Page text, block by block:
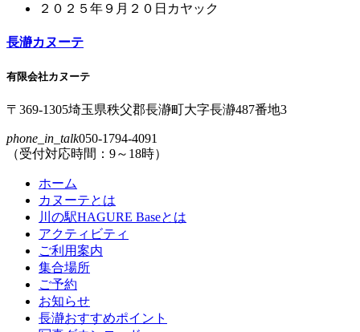
２０２５年９月２０日カヤック
長瀞カヌーテ
有限会社カヌーテ
〒369-1305埼玉県秩父郡長瀞町大字長瀞487番地3
phone_in_talk050-1794-4091
（受付対応時間：9～18時）
ホーム
カヌーテとは
川の駅HAGURE Baseとは
アクティビティ
ご利用案内
集合場所
ご予約
お知らせ
長瀞おすすめポイント